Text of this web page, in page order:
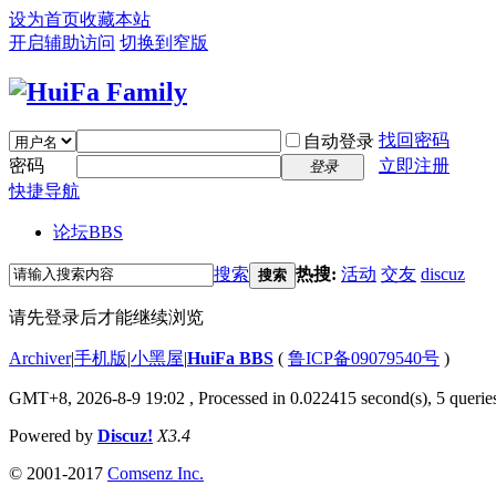
设为首页收藏本站
开启辅助访问 切换到窄版
自动登录 找回密码
密码
登录
立即注册
快捷导航
论坛BBS
搜索 搜索 热搜: 活动 交友 discuz
请先登录后才能继续浏览
Archiver|手机版|小黑屋|HuiFa BBS ( 鲁ICP备09079540号 )
GMT+8, 2026-8-9 19:02 , Processed in 0.022415 second(s), 5
Powered by Discuz! X3.4
© 2001-2017 Comsenz Inc.